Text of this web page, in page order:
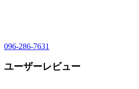
096-286-7631
ユーザーレビュー